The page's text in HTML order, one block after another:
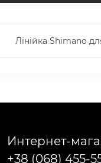
Лінійка Shimano
Интернет-
+38 (068) 455-